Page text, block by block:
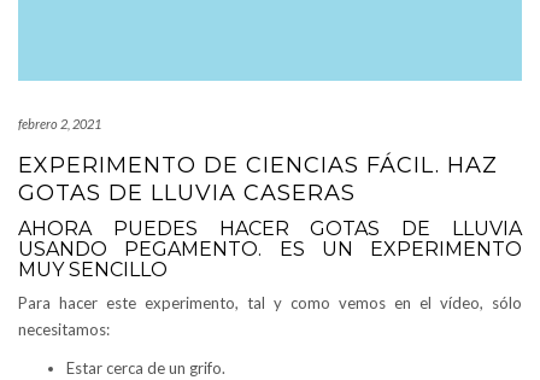
febrero 2, 2021
EXPERIMENTO DE CIENCIAS FÁCIL. HAZ
GOTAS DE LLUVIA CASERAS
AHORA PUEDES HACER GOTAS DE LLUVIA
USANDO PEGAMENTO. ES UN EXPERIMENTO
MUY SENCILLO
Para hacer este experimento, tal y como vemos en el vídeo, sólo
necesitamos:
Estar cerca de un grifo.